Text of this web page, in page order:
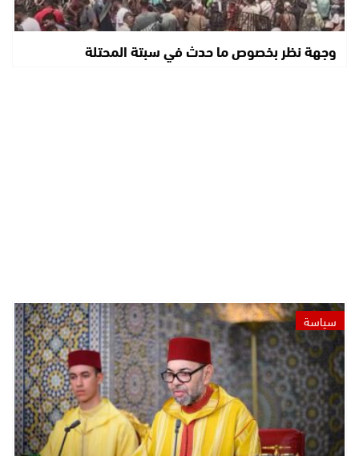
وجهة نظر بخصوص ما حدث في سبتة المحتلة
سياسة